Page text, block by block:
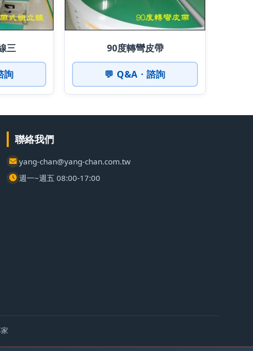
三
詢
90度轉彎皮帶
💬 Q&A · 諮詢
聯絡我們
yang-chan@yang-chan.com.tw
週一~週五 08:00-17:00